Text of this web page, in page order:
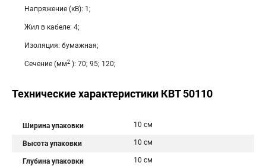
Напряжение (кВ): 1;
Жил в кабеле: 4;
Изоляция: бумажная;
Сечение (мм2 ): 70; 95; 120;
Технические характеристики КВТ 50110
Ширина упаковки 10 см
Высота упаковки 10 см
Глубина упаковки 10 см